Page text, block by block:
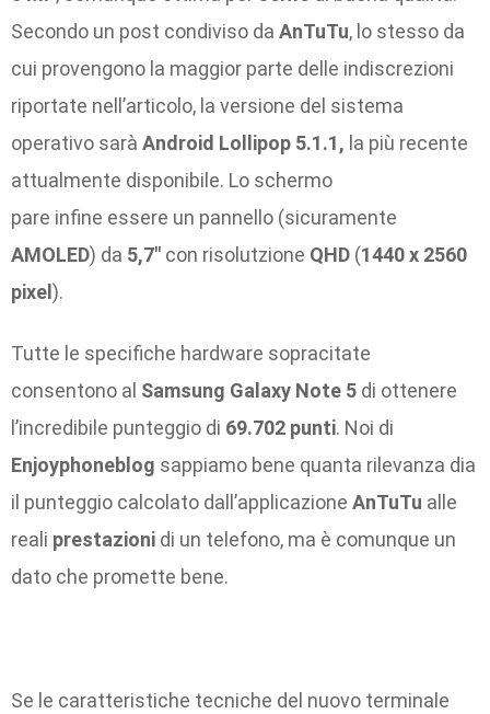
Secondo un post condiviso da AnTuTu, lo stesso da
cui provengono la maggior parte delle indiscrezioni
riportate nell’articolo, la versione del sistema
operativo sarà Android Lollipop 5.1.1, la più recente
attualmente disponibile. Lo schermo
pare infine essere un pannello (sicuramente
AMOLED) da 5,7″ con risolutzione QHD (1440 x 2560
pixel).
Tutte le specifiche hardware sopracitate
consentono al Samsung Galaxy Note 5 di ottenere
l’incredibile punteggio di 69.702 punti. Noi di
Enjoyphoneblog sappiamo bene quanta rilevanza dia
il punteggio calcolato dall’applicazione AnTuTu alle
reali prestazioni di un telefono, ma è comunque un
dato che promette bene.
Se le caratteristiche tecniche del nuovo terminale